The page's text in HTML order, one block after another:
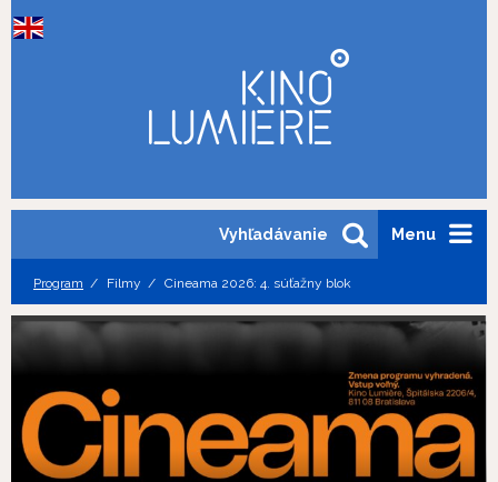
Menu
Vyhľadávanie
Program Filmy Cineama 2026: 4. súťažny blok